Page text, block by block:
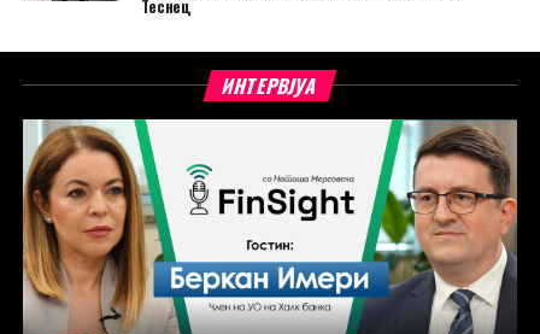
Теснец
ИНТЕРВЈУА